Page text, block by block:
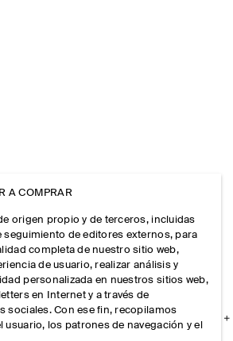
A COMPRAR
origen propio y de terceros, incluidas
de editores externos, para
completa de nuestro sitio web,
de usuario, realizar análisis y
personalizada en nuestros sitios web,
en Internet y a través de
sociales. Con ese fin, recopilamos
los patrones de navegación y el